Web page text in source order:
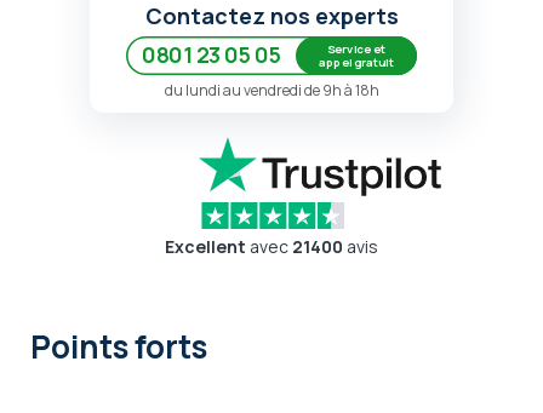
Contactez nos experts
0801 23 05 05
Service et
appel gratuit
du lundi au vendredi de 9h à 18h
Excellent avec 21400 avis
Points forts